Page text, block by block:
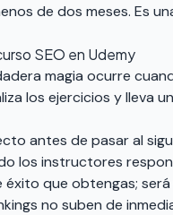
de dos meses. Es
SEO en Udemy
magia ocurre
los ejercicios y lleva
antes de pasar al
los instructores
que obtengas;
no suben de